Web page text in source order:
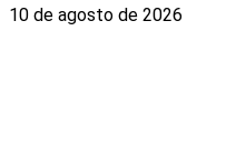
10 de agosto de 2026